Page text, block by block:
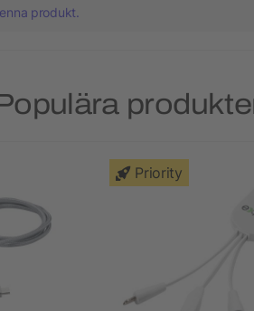
produkt.
Priority